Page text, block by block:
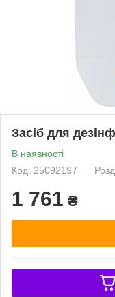
Засіб для
В наявності
Код: 25092197
1 761 ₴